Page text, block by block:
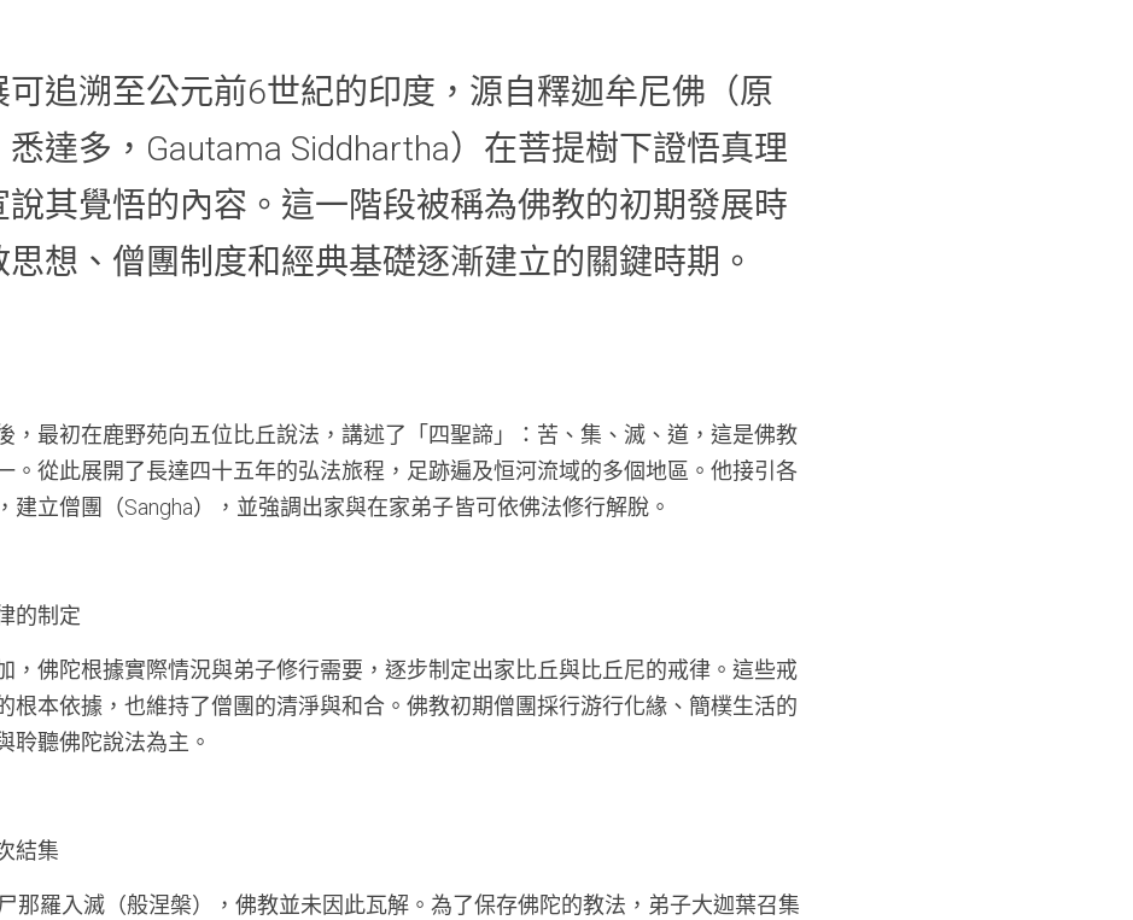
追溯至公元前6世紀的印度，源自釋迦牟尼佛（原
達多，Gautama Siddhartha）在菩提樹下證悟真理
說其覺悟的內容。這一階段被稱為佛教的初期發展時
想、僧團制度和經典基礎逐漸建立的關鍵時期。
，最初在鹿野苑向五位比丘說法，講述了「四聖諦」：苦、集、滅、道，這是佛教
。從此展開了長達四十五年的弘法旅程，足跡遍及恒河流域的多個地區。他接引各
建立僧團（Sangha），並強調出家與在家弟子皆可依佛法修行解脫。
的制定
，佛陀根據實際情況與弟子修行需要，逐步制定出家比丘與比丘尼的戒律。這些戒
根本依據，也維持了僧團的清淨與和合。佛教初期僧團採行游行化緣、簡樸生活的
聆聽佛陀說法為主。
結集
那羅入滅（般涅槃），佛教並未因此瓦解。為了保存佛陀的教法，弟子大迦葉召集